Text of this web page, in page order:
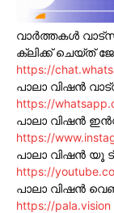
വാർത്തകൾ
ക്ലിക്ക് ചെയ്ത്
https://
പാലാ വിഷൻ
https://
പാലാ വിഷൻ
https://
പാലാ വിഷൻ
https://
പാലാ വിഷൻ
https://pala.vision